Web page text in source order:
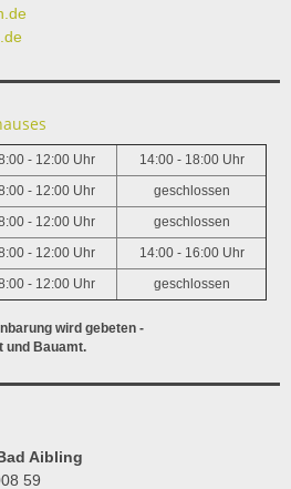
- 12:00 Uhr 14:00 - 18:00 Uhr
- 12:00 Uhr geschlossen
- 12:00 Uhr geschlossen
- 12:00 Uhr 14:00 - 16:00 Uhr
- 12:00 Uhr geschlossen
wird gebeten -
und Bauamt.
Aibling
59